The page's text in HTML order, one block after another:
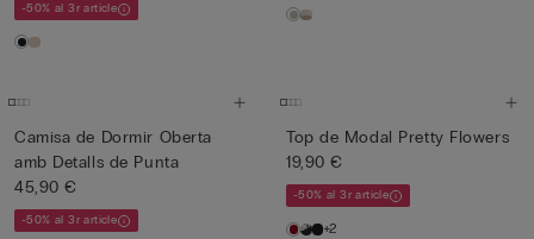
-50% al 3r article
Camisa de Dormir Oberta
amb Detalls de Punta
45,90 €
-50% al 3r article
Top de Modal Pretty Flowers
19,90 €
-50% al 3r article
+2